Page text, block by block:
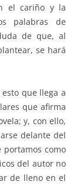
el cariño y la
palabras de
de que, al
se hará
esto que llega a
que afirma
y, con ello,
delante del
como
del autor no
de lleno en el